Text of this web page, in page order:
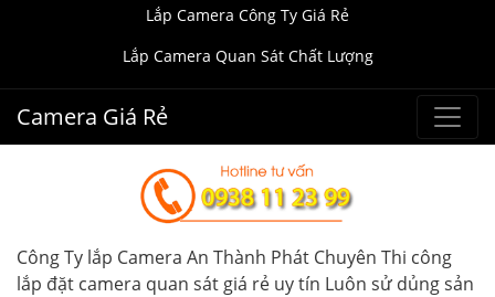
Lắp Camera Công Ty Giá Rẻ
Lắp Camera Quan Sát Chất Lượng
Camera Giá Rẻ
Công Ty lắp Camera An Thành Phát Chuyên Thi công
lắp đặt camera quan sát giá rẻ uy tín Luôn sử dủng sản